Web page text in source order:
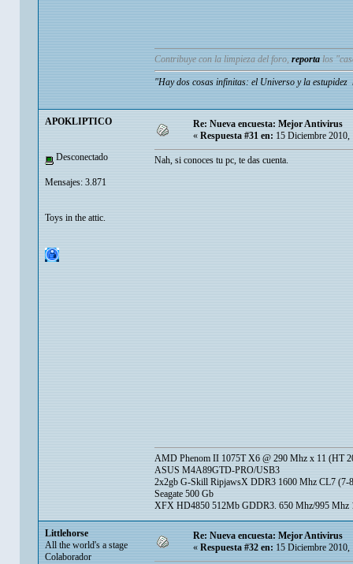
Contribuye con la limpieza del foro,reportalos
"Hay dos cosas infinitas: el Universo y la
APOKLIPTICO
Desconectado
Mensajes: 3.871
Toys in the attic.
Re: Nueva encuesta: Mejor Antivirus
« Respuesta #31 en: 15 Diciembre 2010,
Nah, si conoces tu pc, te das cuenta.
AMD Phenom II 1075T X6 @ 290 Mhz x 11 (HT
ASUS M4A89GTD-PRO/USB3
2x2gb G-Skill RipjawsX DDR3 1600 Mhz CL7 (7-
Seagate 500 Gb
XFX HD4850 512Mb GDDR3. 650 Mhz/995 Mhz
Littlehorse
All the world's a stage
Colaborador
Re: Nueva encuesta: Mejor Antivirus
«Respuesta #32 en:15 Diciembre 2010,